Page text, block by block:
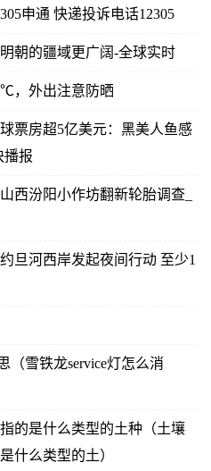
申通 快递投诉电话12305
朝的疆域更广阔-全球实时
，外出注意防晒
票房超5亿美元：黑美人鱼感
播报
西汾阳小作坊翻新轮胎调查_
旦河西岸发起夜间行动 至少1
（雪铁龙service灯怎么消
的是什么类型的土种（土壤
什么类型的土）